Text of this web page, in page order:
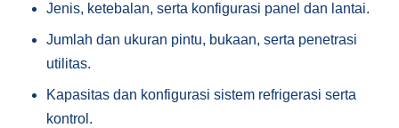
Jenis, ketebalan, serta konfigurasi panel dan lantai.
Jumlah dan ukuran pintu, bukaan, serta penetrasi
utilitas.
Kapasitas dan konfigurasi sistem refrigerasi serta
kontrol.